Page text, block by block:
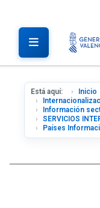
Está aquí: Inicio
Información
SERVICIOS
Países